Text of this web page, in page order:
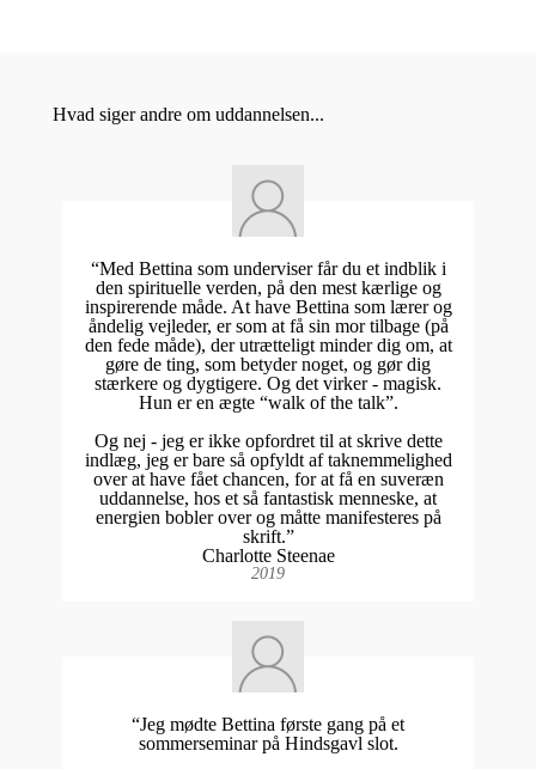
Hvad siger andre om uddannelsen...
“Med Bettina som underviser får du et indblik i
den spirituelle verden, på den mest kærlige og
inspirerende måde. At have Bettina som lærer og
åndelig vejleder, er som at få sin mor tilbage (på
den fede måde), der utrætteligt minder dig om, at
gøre de ting, som betyder noget, og gør dig
stærkere og dygtigere. Og det virker - magisk.
Hun er en ægte “walk of the talk”.
Og nej - jeg er ikke opfordret til at skrive dette
indlæg, jeg er bare så opfyldt af taknemmelighed
over at have fået chancen, for at få en suveræn
uddannelse, hos et så fantastisk menneske, at
energien bobler over og måtte manifesteres på
skrift.”
Charlotte Steenae
2019
“Jeg mødte Bettina første gang på et
sommerseminar på Hindsgavl slot.